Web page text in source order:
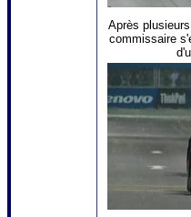
Après
commissaire